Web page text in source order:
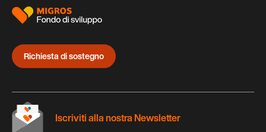
Richiesta di sostegno
Iscriviti alla nostra Newsletter